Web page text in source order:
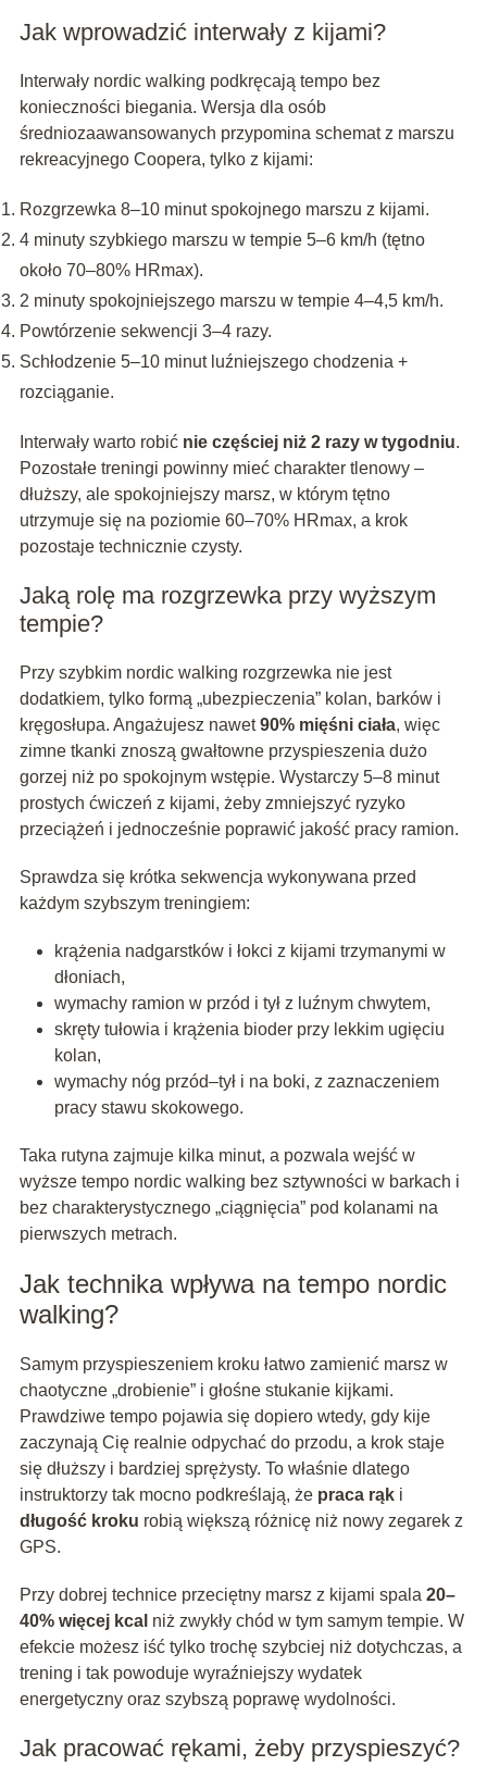
Jak wprowadzić interwały z kijami?
Interwały nordic walking podkręcają tempo bez
konieczności biegania. Wersja dla osób
średniozaawansowanych przypomina schemat z marszu
rekreacyjnego Coopera, tylko z kijami:
Rozgrzewka 8–10 minut spokojnego marszu z kijami.
4 minuty szybkiego marszu w tempie 5–6 km/h (tętno
około 70–80% HRmax).
2 minuty spokojniejszego marszu w tempie 4–4,5 km/h.
Powtórzenie sekwencji 3–4 razy.
Schłodzenie 5–10 minut luźniejszego chodzenia +
rozciąganie.
Interwały warto robić nie częściej niż 2 razy w tygodniu.
Pozostałe treningi powinny mieć charakter tlenowy –
dłuższy, ale spokojniejszy marsz, w którym tętno
utrzymuje się na poziomie 60–70% HRmax, a krok
pozostaje technicznie czysty.
Jaką rolę ma rozgrzewka przy wyższym
tempie?
Przy szybkim nordic walking rozgrzewka nie jest
dodatkiem, tylko formą „ubezpieczenia” kolan, barków i
kręgosłupa. Angażujesz nawet90% mięśni ciała, więc
zimne tkanki znoszą gwałtowne przyspieszenia dużo
gorzej niż po spokojnym wstępie. Wystarczy 5–8 minut
prostych ćwiczeń z kijami, żeby zmniejszyć ryzyko
przeciążeń i jednocześnie poprawić jakość pracy ramion.
Sprawdza się krótka sekwencja wykonywana przed
każdym szybszym treningiem:
krążenia nadgarstków i łokci z kijami trzymanymi w
dłoniach,
wymachy ramion w przód i tył z luźnym chwytem,
skręty tułowia i krążenia bioder przy lekkim ugięciu
kolan,
wymachy nóg przód–tył i na boki, z zaznaczeniem
pracy stawu skokowego.
Taka rutyna zajmuje kilka minut, a pozwala wejść w
wyższe tempo nordic walking bez sztywności w barkach i
bez charakterystycznego „ciągnięcia” pod kolanami na
pierwszych metrach.
Jak technika wpływa na tempo nordic
walking?
Samym przyspieszeniem kroku łatwo zamienić marsz w
chaotyczne „drobienie” i głośne stukanie kijkami.
Prawdziwe tempo pojawia się dopiero wtedy, gdy kije
zaczynają Cię realnie odpychać do przodu, a krok staje
się dłuższy i bardziej sprężysty. To właśnie dlatego
instruktorzy tak mocno podkreślają, że praca rąki
długość kroku robią większą różnicę niż nowy zegarek z
GPS.
Przy dobrej technice przeciętny marsz z kijami spala 20–
40% więcej kcal niż zwykły chód w tym samym tempie. W
efekcie możesz iść tylko trochę szybciej niż dotychczas, a
trening i tak powoduje wyraźniejszy wydatek
energetyczny oraz szybszą poprawę wydolności.
Jak pracować rękami, żeby przyspieszyć?